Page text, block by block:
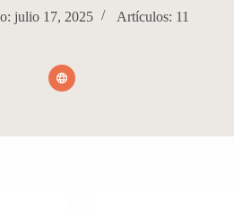
julio 17, 2025 Artículos: 11